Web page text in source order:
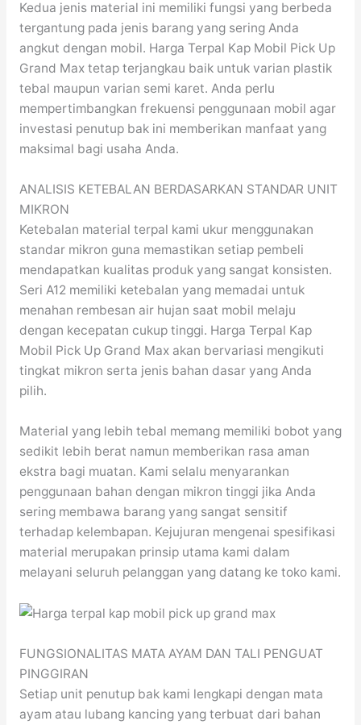
Kedua jenis material ini memiliki fungsi yang berbeda
tergantung pada jenis barang yang sering Anda
angkut dengan mobil. Harga Terpal Kap Mobil Pick Up
Grand Max tetap terjangkau baik untuk varian plastik
tebal maupun varian semi karet. Anda perlu
mempertimbangkan frekuensi penggunaan mobil agar
investasi penutup bak ini memberikan manfaat yang
maksimal bagi usaha Anda.
ANALISIS KETEBALAN BERDASARKAN STANDAR UNIT
MIKRON
Ketebalan material terpal kami ukur menggunakan
standar mikron guna memastikan setiap pembeli
mendapatkan kualitas produk yang sangat konsisten.
Seri A12 memiliki ketebalan yang memadai untuk
menahan rembesan air hujan saat mobil melaju
dengan kecepatan cukup tinggi. Harga Terpal Kap
Mobil Pick Up Grand Max akan bervariasi mengikuti
tingkat mikron serta jenis bahan dasar yang Anda
pilih.
Material yang lebih tebal memang memiliki bobot yang
sedikit lebih berat namun memberikan rasa aman
ekstra bagi muatan. Kami selalu menyarankan
penggunaan bahan dengan mikron tinggi jika Anda
sering membawa barang yang sangat sensitif
terhadap kelembapan. Kejujuran mengenai spesifikasi
material merupakan prinsip utama kami dalam
melayani seluruh pelanggan yang datang ke toko kami.
FUNGSIONALITAS MATA AYAM DAN TALI PENGUAT
PINGGIRAN
Setiap unit penutup bak kami lengkapi dengan mata
ayam atau lubang kancing yang terbuat dari bahan